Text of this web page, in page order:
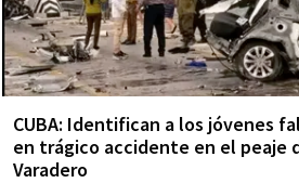
CUBA: Identifican a los jóvenes
en trágico accidente en el peaje
Varadero